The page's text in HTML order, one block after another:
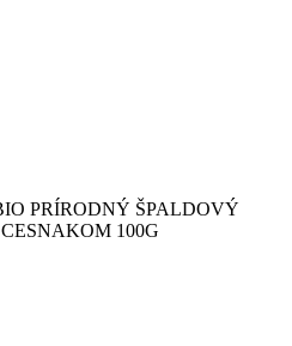
PRÍRODNÝ ŠPALDOVÝ
100G